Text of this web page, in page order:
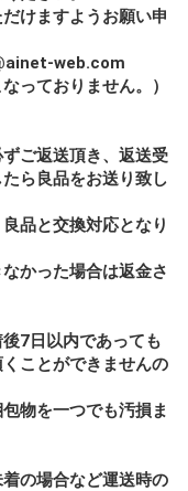
けますようお願い申
web.com
っておりません。）
ご返送頂き、返送受
ら良品をお送り致し
品と交換対応となり
かった場合は返金さ
7日以内であっても
ことができませんの
物を一つでも汚損ま
の場合など運送時の